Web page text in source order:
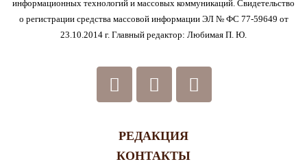
информационных технологий и массовых коммуникаций. Свидетельство
о регистрации средства массовой информации ЭЛ № ФС 77-59649 от
23.10.2014 г. Главный редактор: Любимая П. Ю.
РЕДАКЦИЯ
КОНТАКТЫ